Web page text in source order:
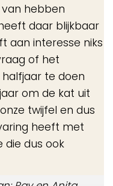
hebben
daar blijkbaar
aan interesse niks
of het
te doen
om de kat uit
twijfel en dus
heeft met
die dus ook